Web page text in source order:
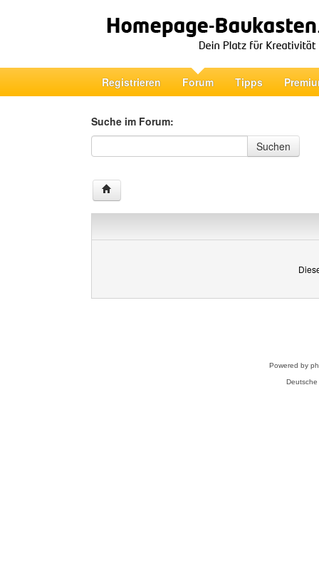
Registrieren Forum Tipps
Suche im Forum:
Suche im Forum
Suchen
Powered by